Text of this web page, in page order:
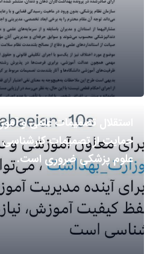
استقلال تصمیمات علمی و
حمایت از تصمیمات
علوم پزشکی ضروری است.